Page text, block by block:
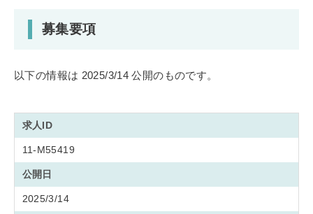
募集要項
以下の情報は 2025/3/14 公開のものです。
求人ID
11-M55419
公開日
2025/3/14